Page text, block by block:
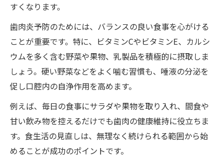
すくなります。
歯肉炎予防のためには、バランスの良い食事を心がける
ことが重要です。特に、ビタミンCやビタミンE、カルシ
ウムを多く含む野菜や果物、乳製品を積極的に摂取しま
しょう。硬い野菜などをよく噛む習慣も、唾液の分泌を
促し口腔内の自浄作用を高めます。
例えば、毎日の食事にサラダや果物を取り入れ、間食や
甘い飲み物を控えるだけでも歯肉の健康維持に役立ちま
す。食生活の見直しは、無理なく続けられる範囲から始
めることが成功のポイントです。